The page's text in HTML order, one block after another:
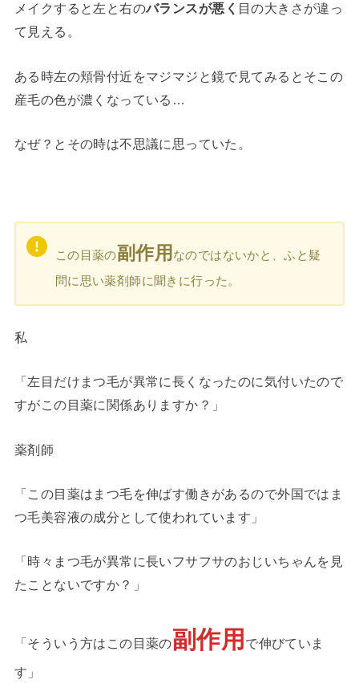
メイクすると左と右のバランスが悪く 目の大きさが違っ
て見える。
ある時左の頬骨付近をマジマジと鏡で見てみるとそこの
産毛の色が濃くなっている…
なぜ？とその時は不思議に思っていた。
この目薬の副作用 なのではないかと、ふと疑
問に思い薬剤師に聞きに行った。
私
「左目だけまつ毛が異常に長くなったのに気付いたので
すがこの目薬に関係ありますか？」
薬剤師
「この目薬はまつ毛を伸ばす働きがあるので外国ではま
つ毛美容液の成分として使われています」
「時々まつ毛が異常に長いフサフサのおじいちゃんを見
たことないですか？」
「そういう方はこの目薬の副作用 で伸びていま
す」